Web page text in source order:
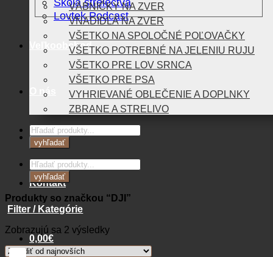
Lovtek Podcast
Veľkoobchod
O nás
Blog
Kontakt
0,00€
VÁBNIČKY NA ZVER
VNADIDLÁ NA ZVER
VŠETKO NA SPOLOČNÉ POĽOVAČKY
VŠETKO POTREBNÉ NA JELENIU RUJU
VŠETKO PRE LOV SRNCA
VŠETKO PRE PSA
VYHRIEVANÉ OBLEČENIE A DOPLNKY
ZBRANE A STRELIVO
Products
search
vyhľadať
Products
search
vyhľadať
Produkty so značkou “DJI”
Filter / Kategórie
Zobrazujú sa 2 výsledkyZoradené
najnovších